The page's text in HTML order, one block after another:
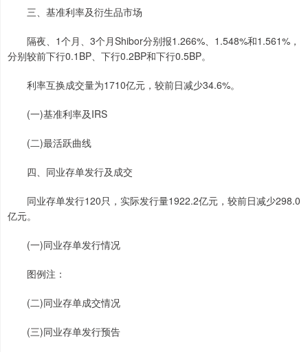
三、基准利率及衍生品市场
隔夜、1个月、3个月Shibor分别报1.266%、1.548%和1.561%，
分别较前下行0.1BP、下行0.2BP和下行0.5BP。
利率互换成交量为1710亿元，较前日减少34.6%。
(一)基准利率及IRS
(二)最活跃曲线
四、同业存单发行及成交
同业存单发行120只，实际发行量1922.2亿元，较前日减少298.0
亿元。
(一)同业存单发行情况
图例注：
(二)同业存单成交情况
(三)同业存单发行预告